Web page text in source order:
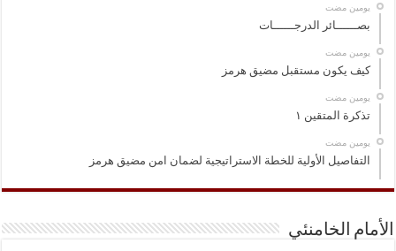
‏يومين مضت
بصــــــائر الدرجــــــات
‏يومين مضت
كيف يكون مستقبل مضيق هرمز
‏يومين مضت
تذكرة المتقين ١
‏يومين مضت
التفاصيل الأولية للخطة الاستراتيجية لضمان امن مضيق هرمز
الأمام الخامنئي